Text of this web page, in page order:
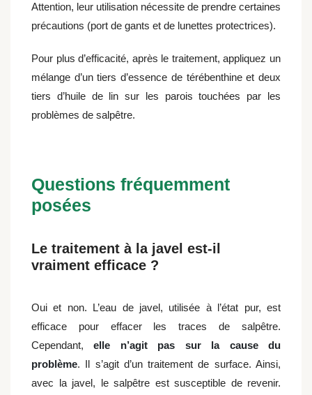
Attention, leur utilisation nécessite de prendre certaines
précautions (port de gants et de lunettes protectrices).
Pour plus d’efficacité, après le traitement, appliquez un
mélange d’un tiers d’essence de térébenthine et deux
tiers d’huile de lin sur les parois touchées par les
problèmes de salpêtre.
Questions fréquemment
posées
Le traitement à la javel est-il
vraiment efficace ?
Oui et non. L’eau de javel, utilisée à l’état pur, est
efficace pour effacer les traces de salpêtre.
Cependant,elle n’agit pas sur la cause du
problème. Il s’agit d’un traitement de surface. Ainsi,
avec la javel, le salpêtre est susceptible de revenir.